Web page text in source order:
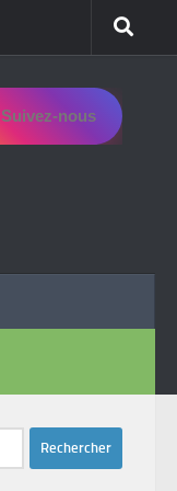
Suivez-nous